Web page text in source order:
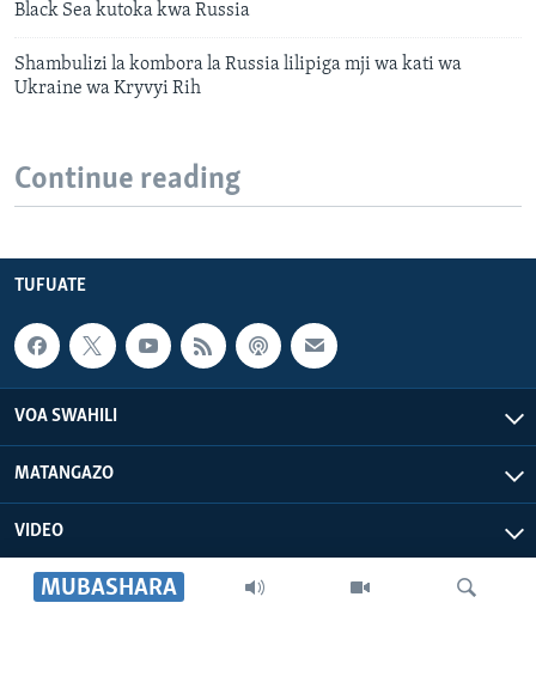
MUBASHARA
Black Sea kutoka kwa Russia
Shambulizi la kombora la Russia lilipiga mji wa kati wa
Ukraine wa Kryvyi Rih
Continue reading
TUFUATE
VOA SWAHILI
MATANGAZO
VIDEO
VOA AFRICA